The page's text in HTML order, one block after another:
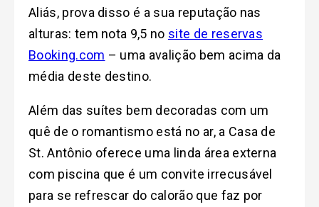
Aliás, prova disso é a sua reputação nas
alturas: tem nota 9,5 no site de reservas
Booking.com – uma avalição bem acima da
média deste destino.
Além das suítes bem decoradas com um
quê de o romantismo está no ar, a Casa de
St. Antônio oferece uma linda área externa
com piscina que é um convite irrecusável
para se refrescar do calorão que faz por